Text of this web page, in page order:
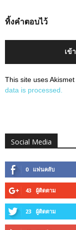
ทิ้งคำตอบไว้
เข้
This site uses
data is processed.
Social Media
0 แฟนคลับ
43 ผู้ติดตาม
23 ผู้ติดตาม